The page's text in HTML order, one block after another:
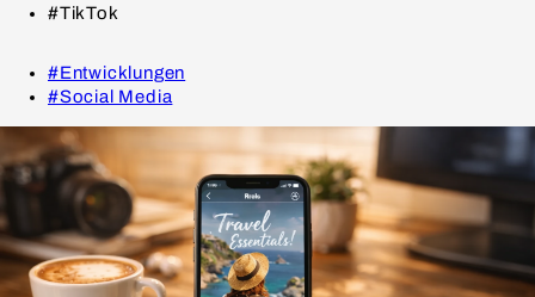
#TikTok
#Entwicklungen
#Social Media